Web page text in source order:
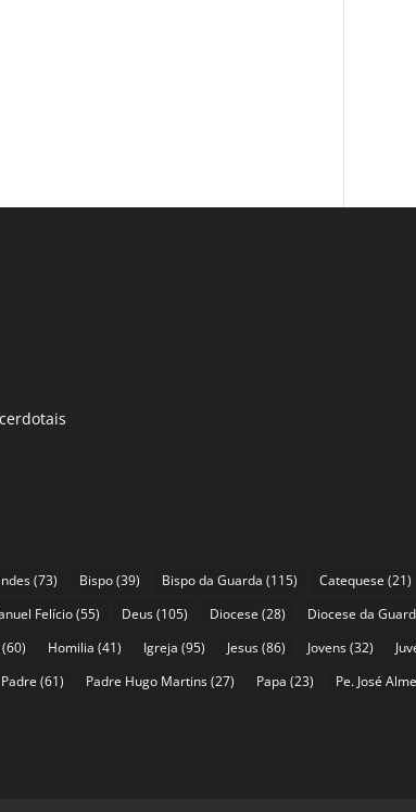
(73) Bispo(39) Bispo da Guarda (115) Catequese (21)
Felício(55) Deus(105) Diocese (28) Diocese da
(60) Homilia (41) Igreja (95) Jesus(86) Jovens(32)
Padre (61) Padre Hugo Martins(27) Papa (23) Pe. José